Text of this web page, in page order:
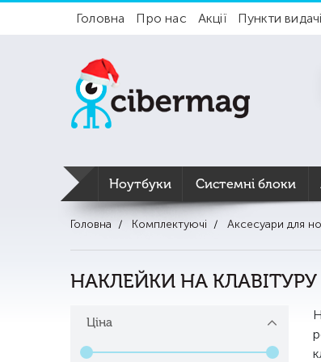
Головна Про нас Акції Пункти видачі
Ноутбуки Системні блоки
Головна Комплектуючі Аксесуари для
НАКЛЕЙКИ НА КЛАВІТУРУ
Ціна